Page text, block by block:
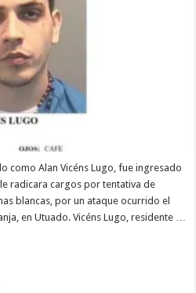
como Alan Vicéns Lugo, fue ingresado
radicara cargos por tentativa de
blancas, por un ataque ocurrido el
en Utuado. Vicéns Lugo, residente …